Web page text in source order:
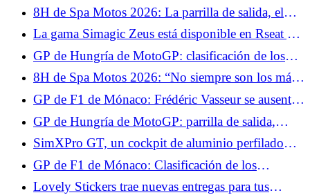
entrenamientos libres 2, Lewis Hamilton confirma,
Isack Hadjar recupera su nivel
8H de Spa Motos 2026: La parrilla de salida, el
BMW nº37 en la pole en casa
La gama Simagic Zeus está disponible en Rseat y
The French Simracer con nuestro código
promocional.
GP de Hungría de MotoGP: clasificación de los
entrenamientos libres 2, Fabio Quartararo en
dificultades antes de la clasificación
8H de Spa Motos 2026: “No siempre son los más
rápidos los que ganan en Resistencia”, el análisis
de Xavier Siméon, campeón del EWC 2021
GP de F1 de Mónaco: Frédéric Vasseur se ausentó
con Ferrari el sábado por motivos médicos
GP de Hungría de MotoGP: parrilla de salida,
Fabio Quartararo sólo 15º, Marc Márquez consigue
la pole
SimXPro GT, un cockpit de aluminio perfilado
que busca ser accesible
GP de F1 de Mónaco: Clasificación de los
entrenamientos libres 3, Kimi Antonelli toma el
Lovely Stickers trae nuevas entregas para tus